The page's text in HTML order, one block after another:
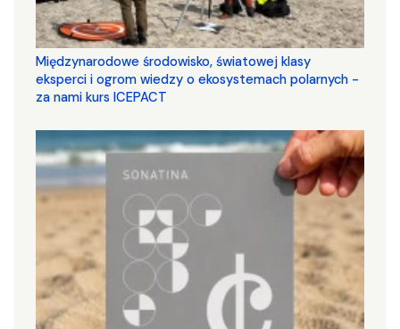
Międzynarodowe środowisko, światowej klasy
eksperci i ogrom wiedzy o ekosystemach polarnych -
za nami kurs ICEPACT